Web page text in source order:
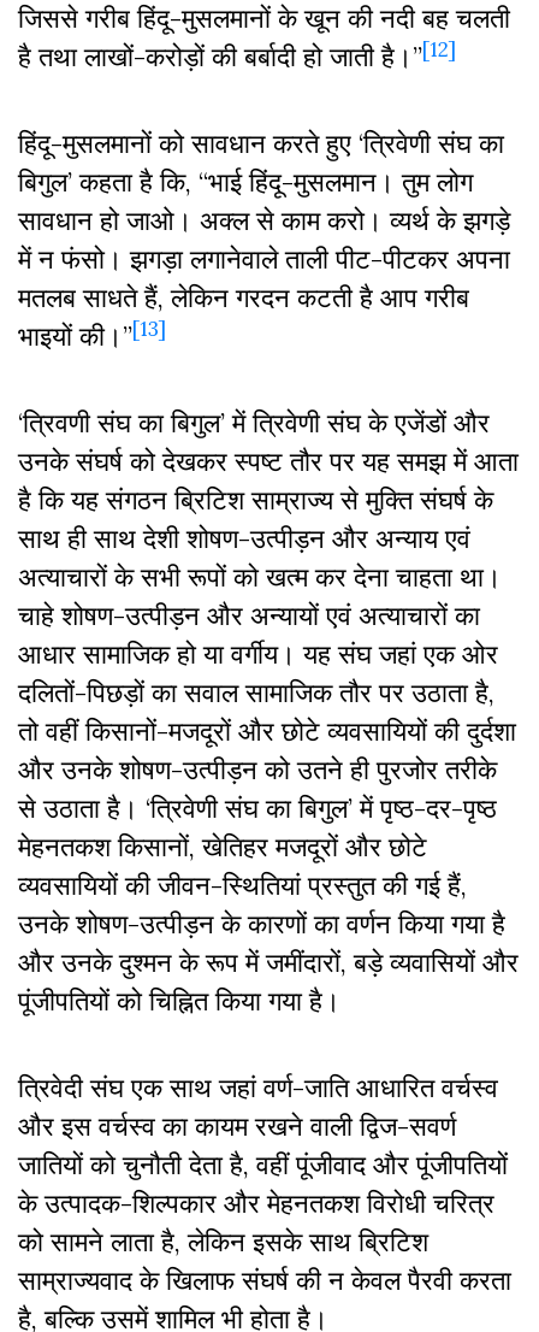
जिससे गरीब हिंदू-मुसलमानों के खून की नदी बह चलती
है तथा लाखों-करोड़ों की बर्बादी हो जाती है।”[12]
हिंदू-मुसलमानों को सावधान करते हुए ‘त्रिवेणी संघ का
बिगुल’ कहता है कि, “भाई हिंदू-मुसलमान। तुम लोग
सावधान हो जाओ। अक्ल से काम करो। व्यर्थ के झगड़े
में न फंसो। झगड़ा लगानेवाले ताली पीट-पीटकर अपना
मतलब साधते हैं, लेकिन गरदन कटती है आप गरीब
भाइयों की।”[13]
‘त्रिवणी संघ का बिगुल’ में त्रिवेणी संघ के एजेंडों और
उनके संघर्ष को देखकर स्पष्ट तौर पर यह समझ में आता
है कि यह संगठन ब्रिटिश साम्राज्य से मुक्ति संघर्ष के
साथ ही साथ देशी शोषण-उत्पीड़न और अन्याय एवं
अत्याचारों के सभी रूपों को खत्म कर देना चाहता था।
चाहे शोषण-उत्पीड़न और अन्यायों एवं अत्याचारों का
आधार सामाजिक हो या वर्गीय। यह संघ जहां एक ओर
दलितों-पिछड़ों का सवाल सामाजिक तौर पर उठाता है,
तो वहीं किसानों-मजदूरों और छोटे व्यवसायियों की दुर्दशा
और उनके शोषण-उत्पीड़न को उतने ही पुरजोर तरीके
से उठाता है। ‘त्रिवेणी संघ का बिगुल’ में पृष्ठ-दर-पृष्ठ
मेहनतकश किसानों, खेतिहर मजदूरों और छोटे
व्यवसायियों की जीवन-स्थितियां प्रस्तुत की गई हैं,
उनके शोषण-उत्पीड़न के कारणों का वर्णन किया गया है
और उनके दुश्मन के रूप में जमींदारों, बड़े व्यवासियों और
पूंजीपतियों को चिह्नित किया गया है।
त्रिवेदी संघ एक साथ जहां वर्ण-जाति आधारित वर्चस्व
और इस वर्चस्व का कायम रखने वाली द्विज-सवर्ण
जातियों को चुनौती देता है, वहीं पूंजीवाद और पूंजीपतियों
के उत्पादक-शिल्पकार और मेहनतकश विरोधी चरित्र
को सामने लाता है, लेकिन इसके साथ ब्रिटिश
साम्राज्यवाद के खिलाफ संघर्ष की न केवल पैरवी करता
है, बल्कि उसमें शामिल भी होता है।